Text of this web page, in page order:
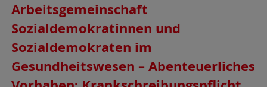
Arbeitsgemeinschaft
Sozialdemokratinnen und
Sozialdemokraten im
Gesundheitswesen – Abenteuerliches